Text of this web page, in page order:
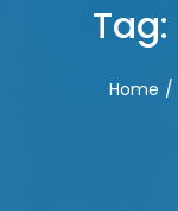
Tag:
Home